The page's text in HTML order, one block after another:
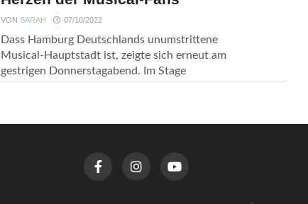
VONSARAH 07/10/2022
Dass Hamburg Deutschlands unumstrittene
Musical-Hauptstadt ist, zeigte sich erneut am
gestrigen Donnerstagabend. Im Stage